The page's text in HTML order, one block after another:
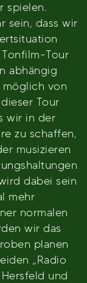
spielen.
sein, dass wir
Tour
abhängig
möglich von
Tour
wir in der
zu schaffen,
musizieren
dabei sein
mehr
normalen
wir das
planen
„Radio
und